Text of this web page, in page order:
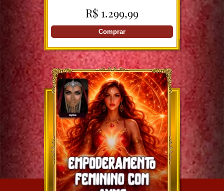
R$ 1.299,99
Comprar